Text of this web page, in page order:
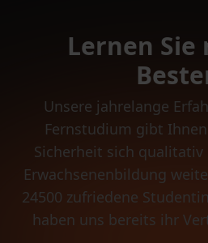
Lernen Sie
Unsere jahrelange
Fernstudium gibt
Sicherheit sich
Erwachsenenbildung
24500 zufriedene
haben uns bereits ihr